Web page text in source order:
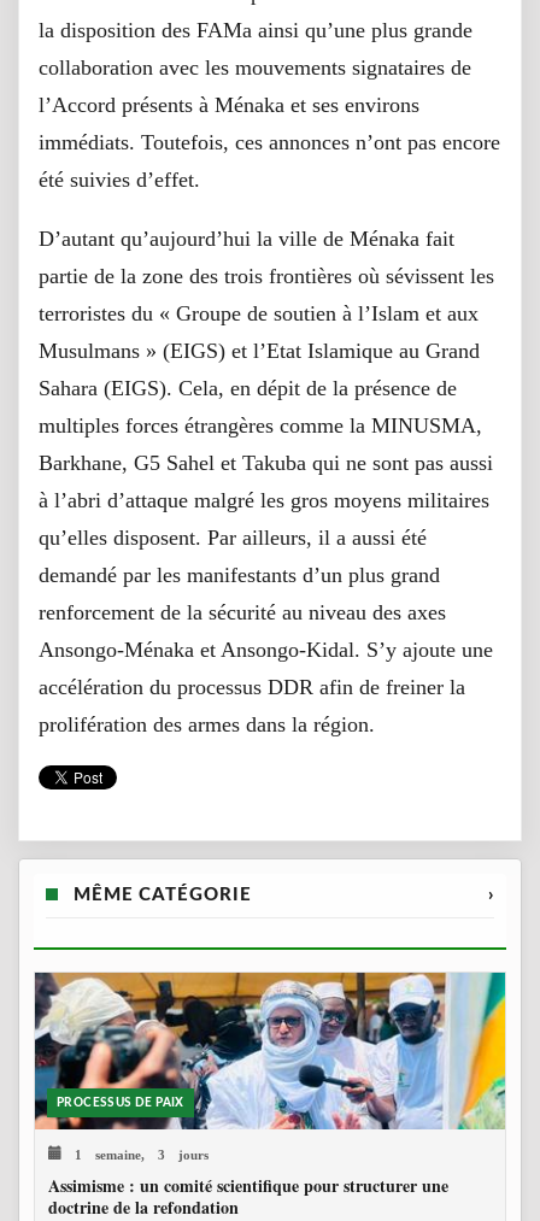
la disposition des FAMa ainsi qu’une plus grande
collaboration avec les mouvements signataires de
l’Accord présents à Ménaka et ses environs
immédiats. Toutefois, ces annonces n’ont pas encore
été suivies d’effet.
D’autant qu’aujourd’hui la ville de Ménaka fait
partie de la zone des trois frontières où sévissent les
terroristes du « Groupe de soutien à l’Islam et aux
Musulmans » (EIGS) et l’Etat Islamique au Grand
Sahara (EIGS). Cela, en dépit de la présence de
multiples forces étrangères comme la MINUSMA,
Barkhane, G5 Sahel et Takuba qui ne sont pas aussi
à l’abri d’attaque malgré les gros moyens militaires
qu’elles disposent. Par ailleurs, il a aussi été
demandé par les manifestants d’un plus grand
renforcement de la sécurité au niveau des axes
Ansongo-Ménaka et Ansongo-Kidal. S’y ajoute une
accélération du processus DDR afin de freiner la
prolifération des armes dans la région.
MÊME CATÉGORIE ›
PROCESSUS DE PAIX
1 semaine, 3 jours
Assimisme : un comité scientifique pour structurer une
doctrine de la refondation